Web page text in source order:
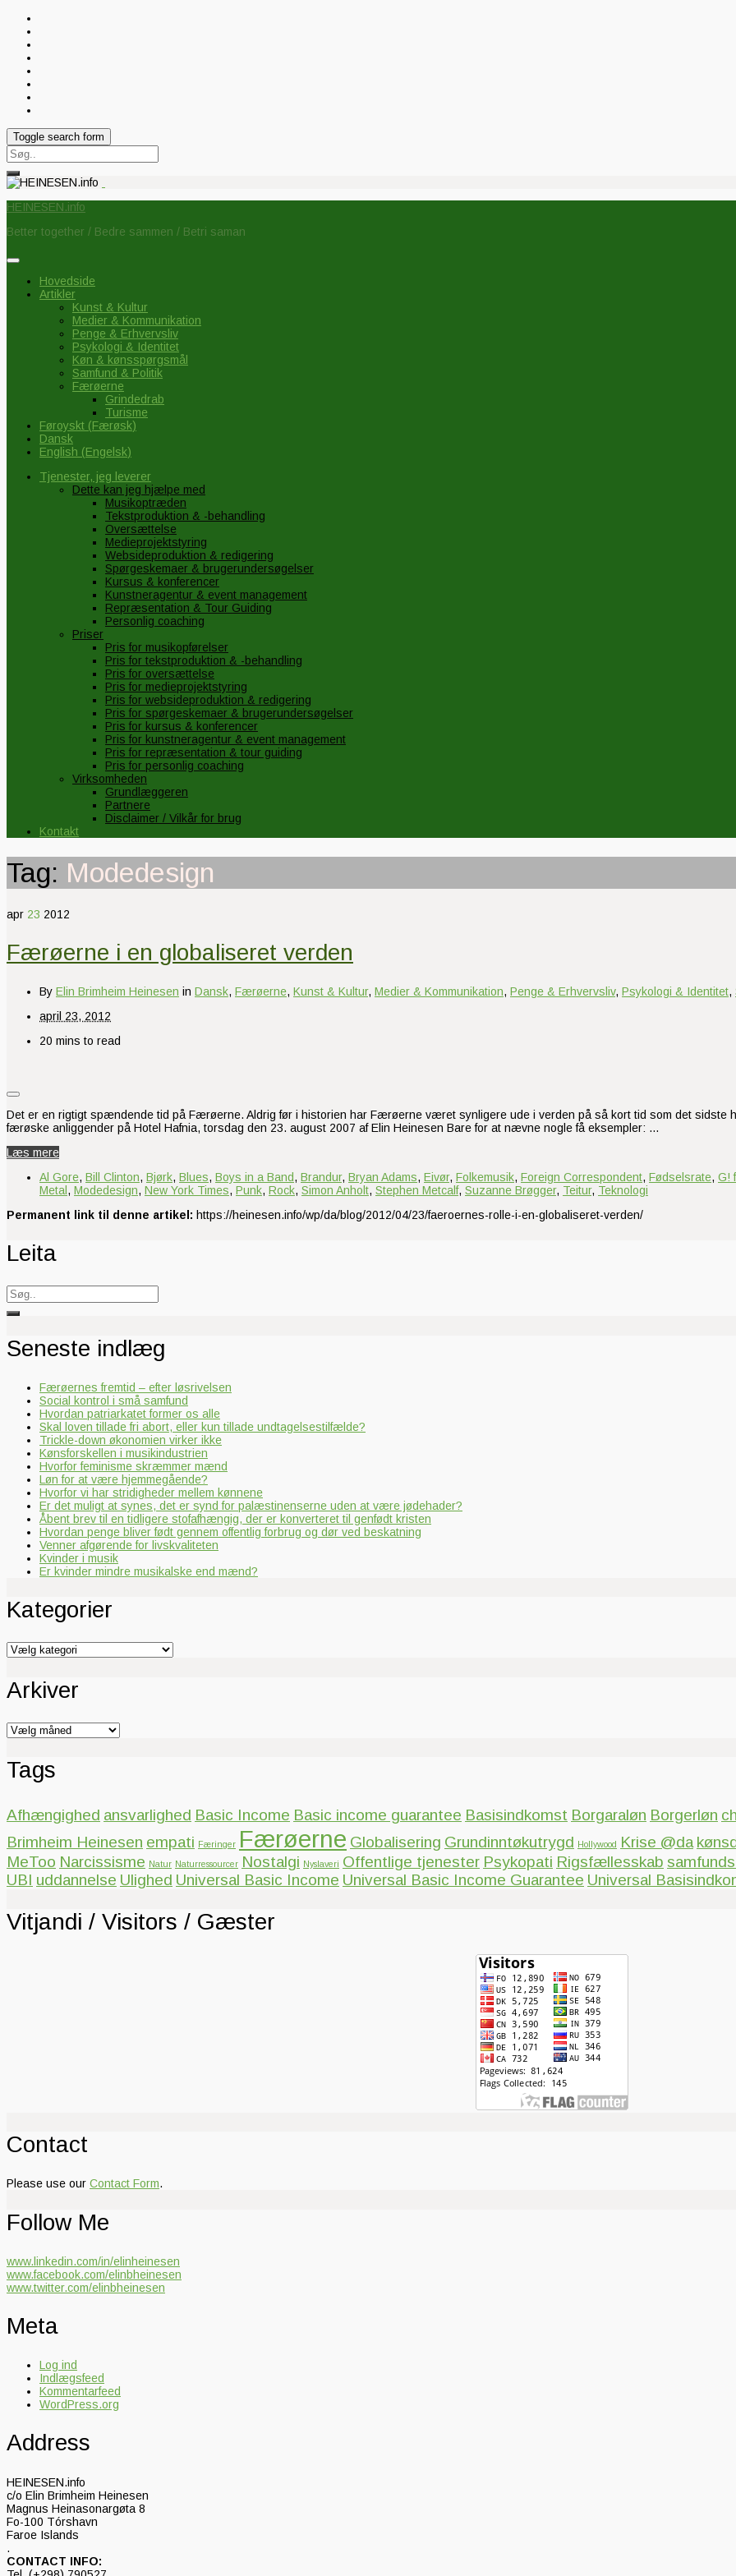
Toggle search form
Search
for:
HEINESEN.info
Better together / Bedre sammen / Betri saman
Hovedside
Artikler
Kunst & Kultur
Medier & Kommunikation
Penge & Erhvervsliv
Psykologi & Identitet
Køn & kønsspørgsmål
Samfund & Politik
Færøerne
Grindedrab
Turisme
Føroyskt (Færøsk)
Dansk
English (Engelsk)
Tjenester, jeg leverer
Dette kan jeg hjælpe med
Musikoptræden
Tekstproduktion & -behandling
Oversættelse
Medieprojektstyring
Websideproduktion & redigering
Spørgeskemaer & brugerundersøgelser
Kursus & konferencer
Kunstneragentur & event management
Repræsentation & Tour Guiding
Personlig coaching
Priser
Pris for musikopførelser
Pris for tekstproduktion & -behandling
Pris for oversættelse
Pris for medieprojektstyring
Pris for websideproduktion & redigering
Pris for spørgeskemaer & brugerundersøgelser
Pris for kursus & konferencer
Pris for kunstneragentur & event management
Pris for repræsentation & tour guiding
Pris for personlig coaching
Virksomheden
Grundlæggeren
Partnere
Disclaimer / Vilkår for brug
Kontakt
Tag: Modedesign
apr 23 2012
Færøerne i en globaliseret verden
By Elin Brimheim Heinesen in Dansk, Færøerne, Kunst & Kultur, Medier & Kommunikation, Penge & Erhvervsliv, Psykologi & Identitet,
april 23, 2012
20 mins to read
Det er en rigtigt spændende tid på Færøerne. Aldrig før i historien har Færøerne været synligere ude i verden på så kort tid som det sidste
færøske anliggender på Hotel Hafnia, torsdag den 23. august 2007 af Elin Heinesen Bare for at nævne nogle få eksempler: …
Læs mere
Al Gore, Bill Clinton, Bjørk, Blues, Boys in a Band, Brandur, Bryan Adams, Eivør, Folkemusik, Foreign Correspondent, Fødselsrate, G!
Metal , Modedesign, New York Times, Punk, Rock, Simon Anholt, Stephen Metcalf, Suzanne Brøgger, Teitur, Teknologi
Permanent link til denne artikel: https://heinesen.info/wp/da/blog/2012/04/23/faeroernes-rolle-i-en-globaliseret-verden/
Leita
Search
for:
Seneste indlæg
Færøernes fremtid – efter løsrivelsen
Social kontrol i små samfund
Hvordan patriarkatet former os alle
Skal loven tillade fri abort, eller kun tillade undtagelsestilfælde?
Trickle-down økonomien virker ikke
Kønsforskellen i musikindustrien
Hvorfor feminisme skræmmer mænd
Løn for at være hjemmegående?
Hvorfor vi har stridigheder mellem kønnene
Er det muligt at synes, det er synd for palæstinenserne uden at være jødehader?
Åbent brev til en tidligere stofafhængig, der er konverteret til genfødt kristen
Hvordan penge bliver født gennem offentlig forbrug og dør ved beskatning
Venner afgørende for livskvaliteten
Kvinder i musik
Er kvinder mindre musikalske end mænd?
Kategorier
Kategorier
Arkiver
Arkiver
Tags
Afhængighed ansvarlighed Basic Income Basic income guarantee Basisindkomst Borgaraløn Borgerløn
Brimheim Heinesen empati Færinger Færøerne Globalisering Grundinntøkutrygd Hollywood Krise @da
MeToo Narcissisme Natur Naturressourcer Nostalgi Nyslaveri Offentlige tjenester Psykopati Rigsfællesskab
UBI uddannelse Ulighed Universal Basic Income Universal Basic Income Guarantee Universal
Vitjandi / Visitors / Gæster
Contact
Please use our Contact Form.
Follow Me
www.linkedin.com/in/elinheinesen
www.facebook.com/elinbheinesen
www.twitter.com/elinbheinesen
Meta
Log ind
Indlægsfeed
Kommentarfeed
WordPress.org
Address
HEINESEN.info
c/o Elin Brimheim Heinesen
Magnus Heinasonargøta 8
Fo-100 Tórshavn
Faroe Islands
.
CONTACT INFO: